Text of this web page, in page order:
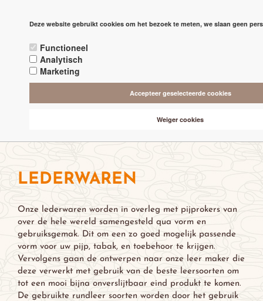
check
ONLINE VEILIG & SNEL BETALEN
VANAF € 75,- GRATIS BEZORGING (NL-BE)
LEDERWAREN
Onze lederwaren worden in overleg met pijprokers van
over de hele wereld samengesteld qua vorm en
gebruiksgemak. Dit om een zo goed mogelijk passende
vorm voor uw pijp, tabak, en toebehoor te krijgen.
Vervolgens gaan de ontwerpen naar onze leer maker die
deze verwerkt met gebruik van de beste leersoorten om
tot een mooi bijna onverslijtbaar eind produkt te komen.
De gebruikte rundleer soorten worden door het gebruik
Deze website gebruikt cookies om het bezoek te meten, we slaan geen
Functioneel
Analytisch
Marketing
Accepteer geselecteerde cookies
Weiger cookies